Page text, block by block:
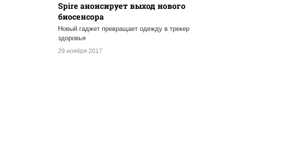
Spire анонсирует выход нового
биосенсора
Новый гаджет превращает одежду в трекер
здоровья
29 ноября 2017